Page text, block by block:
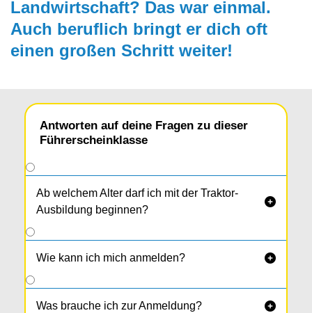
Land­wirt­schaft? Das war ein­mal.
Auch beruflich bringt er dich oft
einen großen Schritt weiter!
Antworten auf deine Fragen zu dieser
Führerscheinklasse
Ab welchem Alter darf ich mit der Traktor-
Ausbildung beginnen?

Wie kann ich mich anmelden? 
Was brauche ich zur Anmeldung? 